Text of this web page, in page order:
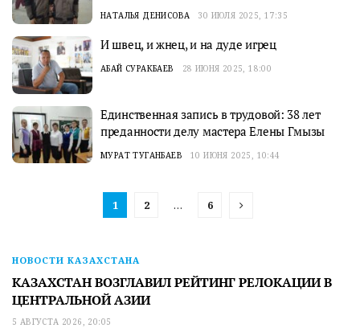
НАТАЛЬЯ ДЕНИСОВА 30 ИЮЛЯ 2025, 17:35
И швец, и жнец, и на дуде игрец
АБАЙ СУРАКБАЕВ 28 ИЮНЯ 2025, 18:00
Единственная запись в трудовой: 38 лет
преданности делу мастера Елены Гмызы
МУРАТ ТУГАНБАЕВ 10 ИЮНЯ 2025, 10:44
1 2 … 6
НОВОСТИ КАЗАХСТАНА
КАЗАХСТАН ВОЗГЛАВИЛ РЕЙТИНГ РЕЛОКАЦИИ В
ЦЕНТРАЛЬНОЙ АЗИИ
5 АВГУСТА 2026, 20:05